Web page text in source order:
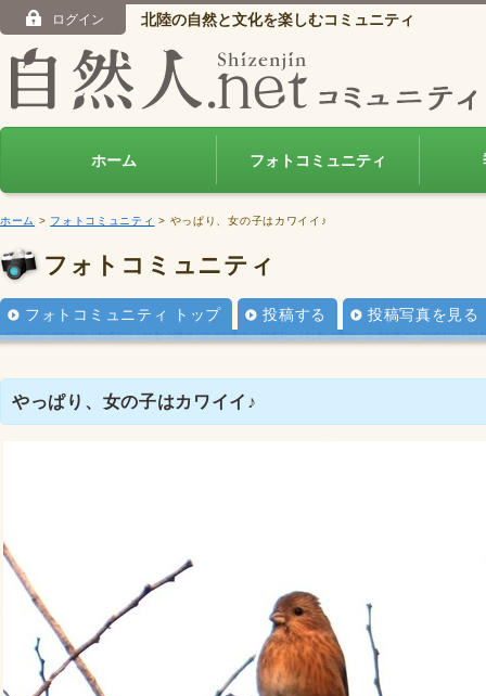
ログイン 北陸の自然と文化を楽しむコミュニティ
ホーム フォトコミュニティ
ホーム > フォトコミュニティ > やっぱり、女の子はカワイイ♪
フォトコミュニティ
フォトコミュニティ トップ 投稿する 投稿写真を見る
やっぱり、女の子はカワイイ♪